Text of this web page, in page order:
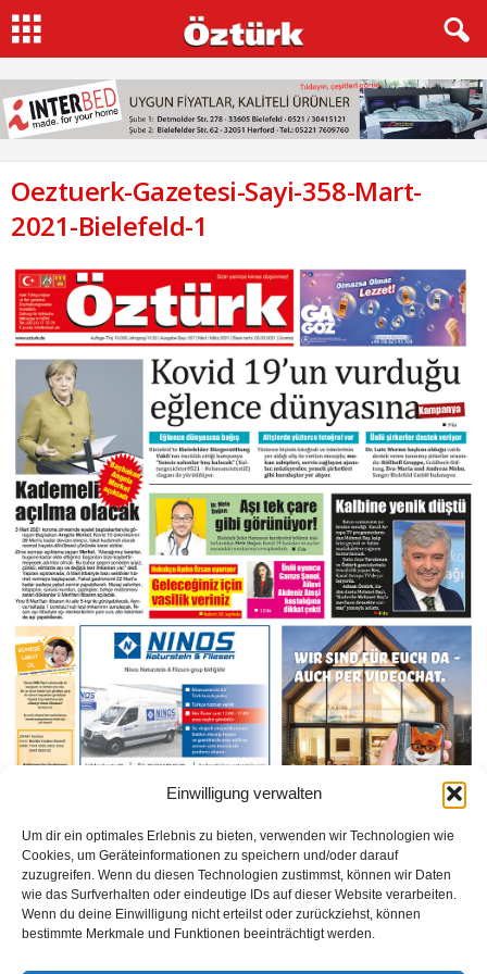
Einwilligung verwalten
Um dir ein optimales Erlebnis zu bieten, verwenden wir Technologien wie
Cookies, um Geräteinformationen zu speichern und/oder darauf
zuzugreifen. Wenn du diesen Technologien zustimmst, können wir Daten
wie das Surfverhalten oder eindeutige IDs auf dieser Website verarbeiten.
Wenn du deine Einwilligung nicht erteilst oder zurückziehst, können
bestimmte Merkmale und Funktionen beeinträchtigt werden.
Oeztuerk-Gazetesi-Sayi-358-Mart-
2021-Bielefeld-1